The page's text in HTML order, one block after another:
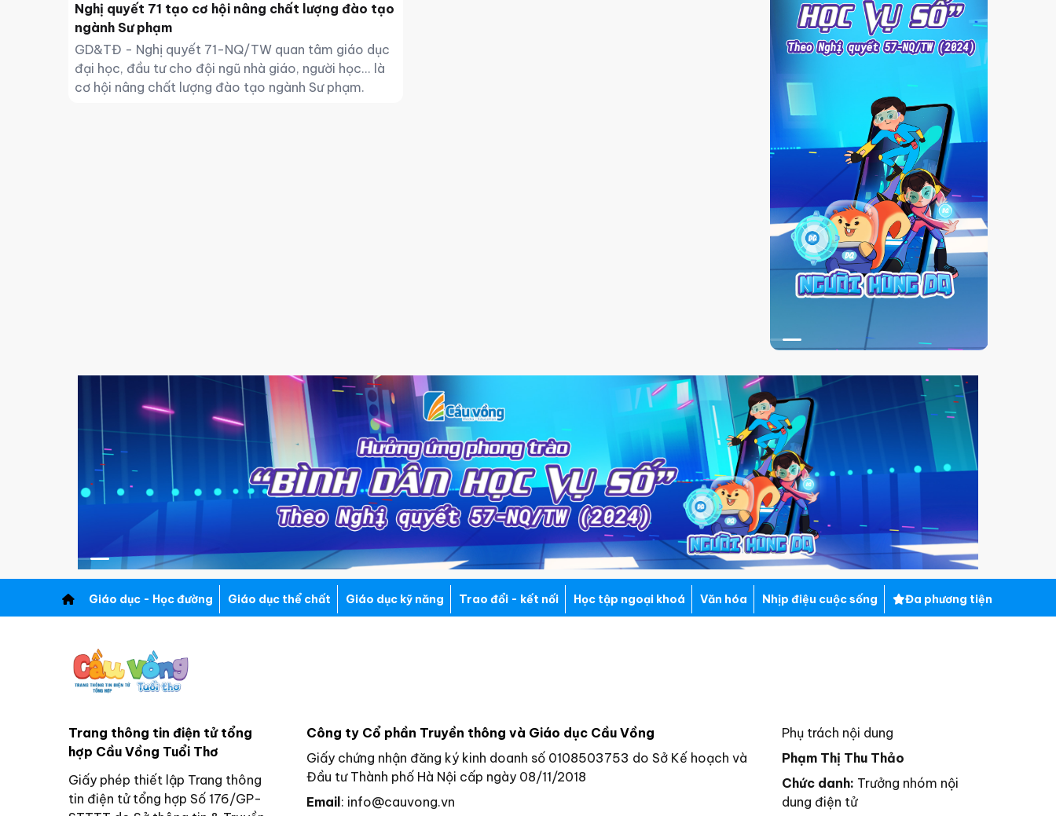
Nghị quyết 71 tạo cơ hội nâng chất lượng đào tạo
ngành Sư phạm
GD&TĐ - Nghị quyết 71-NQ/TW quan tâm giáo dục
đại học, đầu tư cho đội ngũ nhà giáo, người học... là
cơ hội nâng chất lượng đào tạo ngành Sư phạm.
Giáo dục - Học đường Giáo dục thể chất Giáo dục kỹ năng Trao đổi - kết nối Học tập ngoại khoá Văn hóa Nhịp điệu cuộc sống Đa phương tiện
Trang thông tin điện tử tổng
hợp Cầu Vồng Tuổi Thơ
Giấy phép thiết lập Trang thông
tin điện tử tổng hợp Số 176/GP-
Công ty Cổ phần Truyền thông và Giáo dục Cầu Vồng
Giấy chứng nhận đăng ký kinh doanh số 0108503753 do Sở Kế hoạch và
Đầu tư Thành phố Hà Nội cấp ngày 08/11/2018
Email : info@cauvong.vn
Phụ trách nội dung
Phạm Thị Thu Thảo
Chức danh: Trưởng nhóm nội
dung điện tử